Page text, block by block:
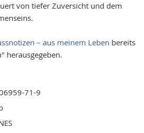
von tiefer Zuversicht und dem
– aus meinem Leben bereits
herausgegeben.
71-9